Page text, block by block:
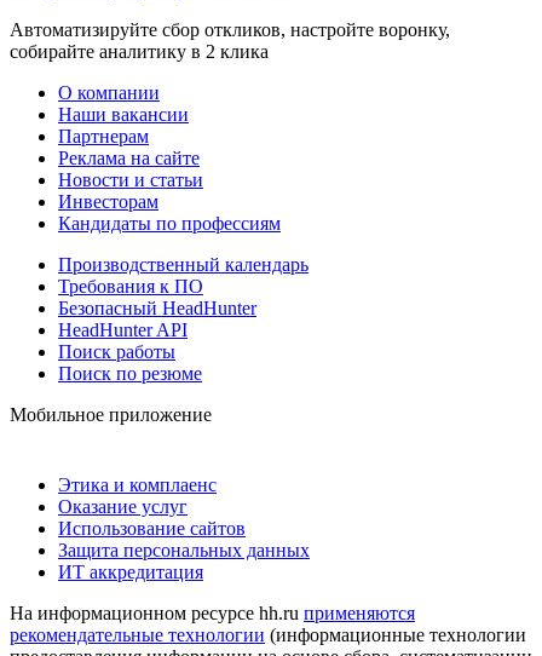
Автоматизируйте сбор откликов, настройте воронку,
собирайте аналитику в 2 клика
О компании
Наши вакансии
Партнерам
Реклама на сайте
Новости и статьи
Инвесторам
Кандидаты по профессиям
Производственный календарь
Требования к ПО
Безопасный HeadHunter
HeadHunter API
Поиск работы
Поиск по резюме
Мобильное приложение
Этика и комплаенс
Оказание услуг
Использование сайтов
Защита персональных данных
ИТ аккредитация
На информационном ресурсе hh.ru применяются
рекомендательные технологии (информационные технологии